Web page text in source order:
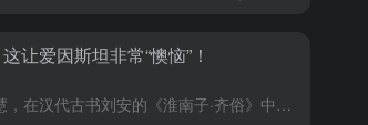
让爱因斯坦非常“懊恼”！
我国古代先人非常有智慧，在汉代古书刘安的《淮南子·齐俗》中，就提到过“四方上下谓之宇，往固来今谓之宙”，简单来说宇是空间，宙是时间，所以宇宙学是一门研究时空的学问。 在宇宙中，时间和空间基本上是一回...